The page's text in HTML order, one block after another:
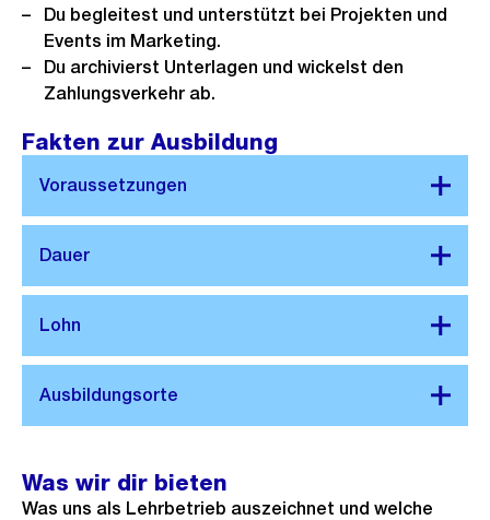
Du begleitest und unterstützt bei Projekten und
Events im Marketing.
Du archivierst Unterlagen und wickelst den
Zahlungsverkehr ab.
Fakten zur Ausbildung
Was wir dir bieten
Was uns als Lehrbetrieb auszeichnet und welche